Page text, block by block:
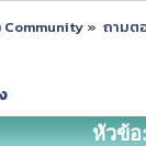
Community» ถามต
หัวข้อ: